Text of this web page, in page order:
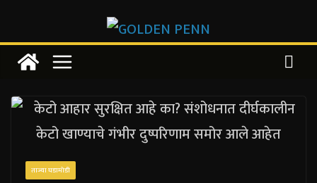
to
content
ताज्या घडामोडी